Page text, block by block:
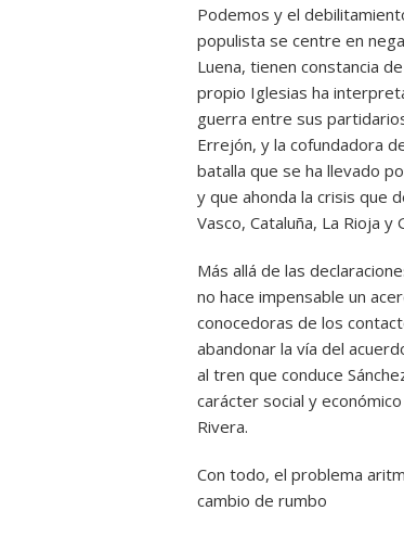
Podemos y el
populista se centre en
Luena, tienen constancia
propio Iglesias ha
guerra entre sus
Errejón, y la cofundadora
batalla que se ha llevado
y que ahonda la crisis que
Vasco, Cataluña, La Rioja y
Más allá de las
no hace impensable un
conocedoras de los
abandonar la vía del
al tren que conduce
carácter social y
Rivera.
Con todo, el problema
cambio de rumbo